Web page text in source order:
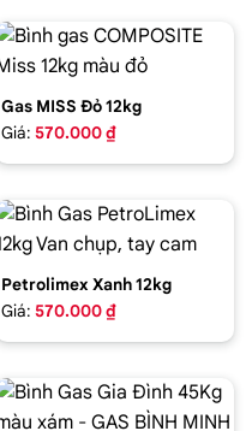
Gas MISS Đỏ 12kg
Giá: 570.000 ₫
Petrolimex Xanh 12kg
Giá: 570.000 ₫